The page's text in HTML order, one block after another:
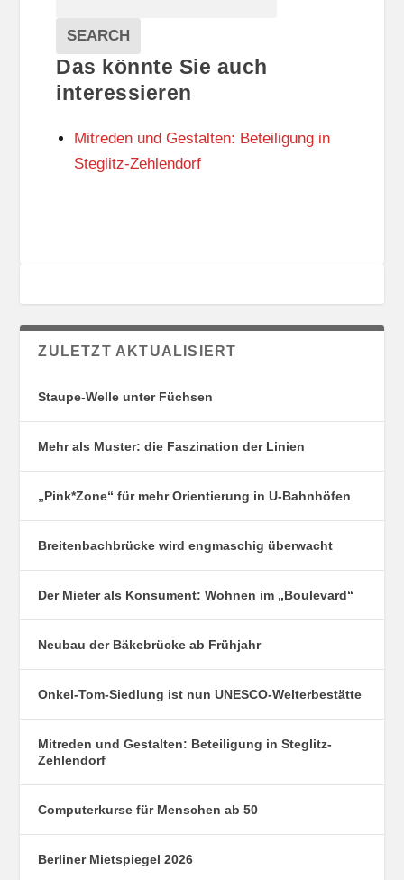
A
L
T
U
N
S
O
E
G
O
R
N
Veranstaltungen
SEARCH
Das könnte Sie auch
interessieren
Mitreden und Gestalten: Beteiligung in
Steglitz-Zehlendorf
ZULETZT AKTUALISIERT
Staupe-Welle unter Füchsen
Mehr als Muster: die Faszination der Linien
„Pink*Zone“ für mehr Orientierung in U-Bahnhöfen
Breitenbachbrücke wird engmaschig überwacht
Der Mieter als Konsument: Wohnen im „Boulevard“
Neubau der Bäkebrücke ab Frühjahr
Onkel-Tom-Siedlung ist nun UNESCO-Welterbestätte
Mitreden und Gestalten: Beteiligung in Steglitz-
Zehlendorf
Computerkurse für Menschen ab 50
Berliner Mietspiegel 2026